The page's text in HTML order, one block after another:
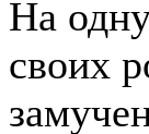
На
своих